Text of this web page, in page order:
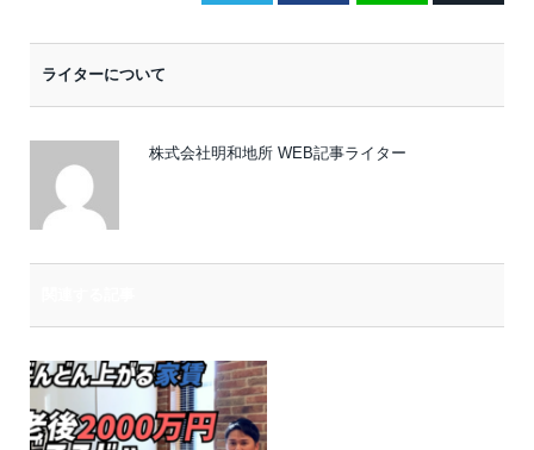
ライターについて
株式会社明和地所 WEB記事ライター